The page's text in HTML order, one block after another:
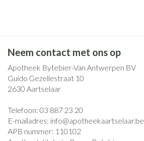
Neem contact met ons op
Apotheek Bytebier-Van Antwerpen BV
Guido Gezellestraat 10
2630 Aartselaar
Telefoon: 03 887 23 20
E-mailadres: info@apotheekaartselaar.be
APB nummer: 110102